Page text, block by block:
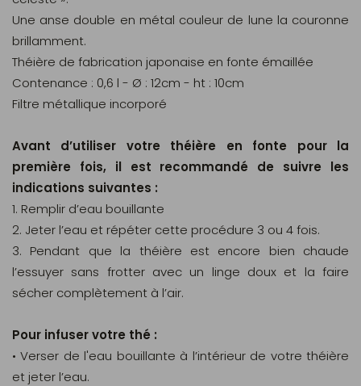
Une anse double en métal couleur de lune la couronne
brillamment.
Théière de fabrication japonaise en fonte émaillée
Contenance : 0,6 l - Ø : 12cm - ht : 10cm
Filtre métallique incorporé
Avant d’utiliser votre théière en fonte pour la
première fois, il est recommandé de suivre les
indications suivantes :
1. Remplir d’eau bouillante
2. Jeter l’eau et répéter cette procédure 3 ou 4 fois.
3. Pendant que la théière est encore bien chaude
l’essuyer sans frotter avec un linge doux et la faire
sécher complètement à l’air.
Pour infuser votre thé :
• Verser de l'eau bouillante à l’intérieur de votre théière
et jeter l’eau.